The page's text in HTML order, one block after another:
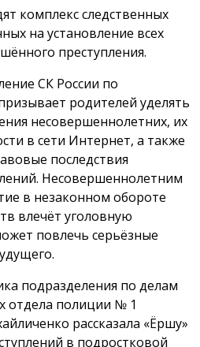
комплекс следственных
на установление всех
преступления.
СК России по
родителей уделять
несовершеннолетних, их
в сети Интернет, а также
последствия
Несовершеннолетним
в незаконном обороте
влечёт уголовную
повлечь серьёзные
подразделения по делам
отдела полиции № 1
рассказала «Ёршу»
в подростковой